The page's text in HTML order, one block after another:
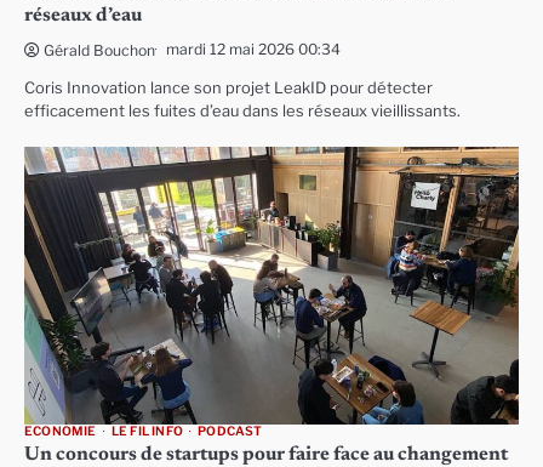
réseaux d’eau
Gérald Bouchon mardi 12 mai 2026 00:34
Coris Innovation lance son projet LeakID pour détecter
efficacement les fuites d’eau dans les réseaux vieillissants.
ECONOMIE LE FIL INFO PODCAST
Un concours de startups pour faire face au changement